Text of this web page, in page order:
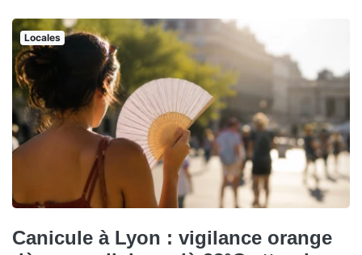
Locales
Canicule à Lyon : vigilance orange